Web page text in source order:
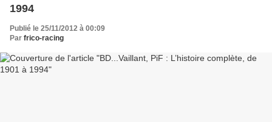
1994
Publié le 25/11/2012 à 00:09
Par frico-racing